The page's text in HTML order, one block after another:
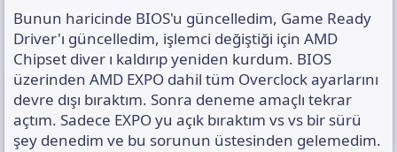
Bunun haricinde BIOS'u güncelledim, Game Ready
Driver'ı güncelledim, işlemci değiştiği için AMD
Chipset diver ı kaldırıp yeniden kurdum. BIOS
üzerinden AMD EXPO dahil tüm Overclock ayarlarını
devre dışı bıraktım. Sonra deneme amaçlı tekrar
açtım. Sadece EXPO yu açık bıraktım vs vs bir sürü
şey denedim ve bu sorunun üstesinden gelemedim.